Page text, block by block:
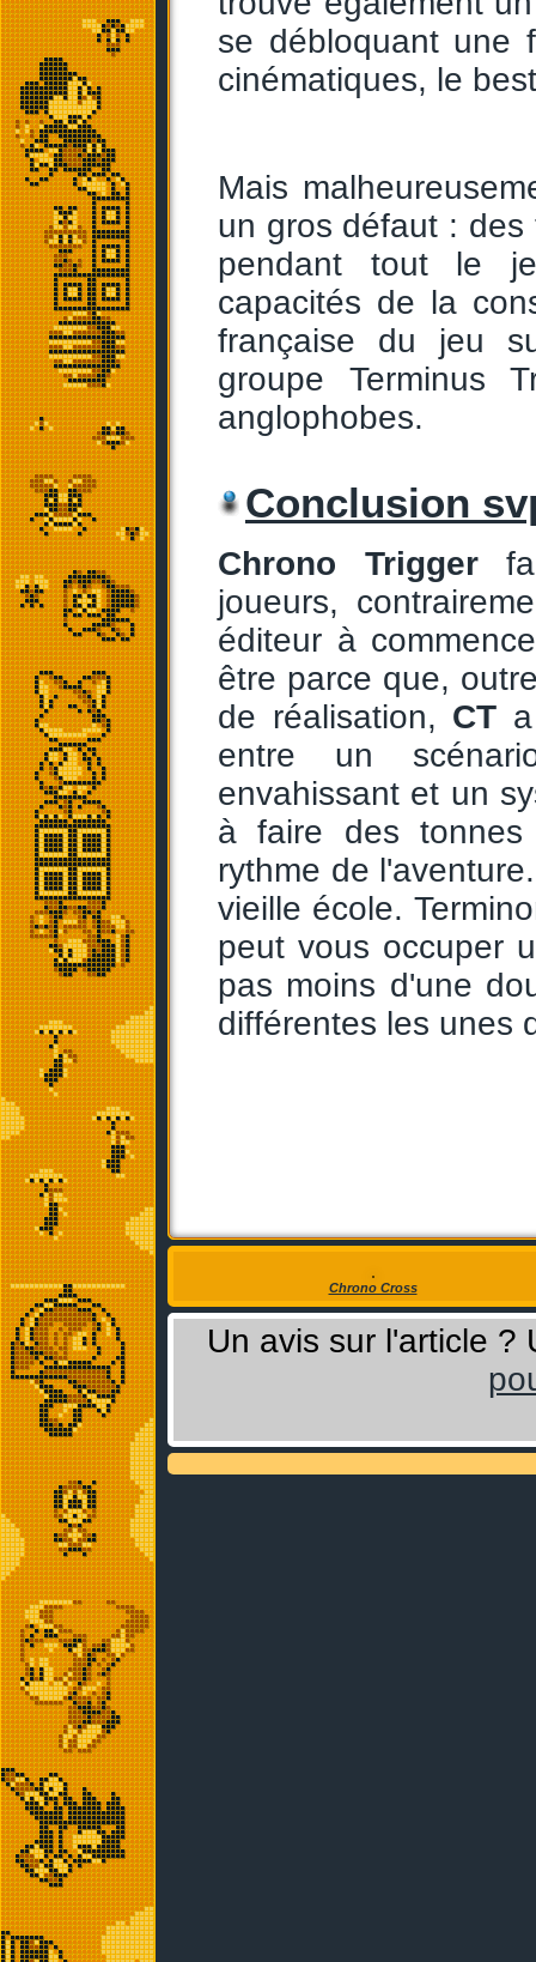
se débloquant une
cinématiques, le
Mais
un gros défaut :
pendant tout le
capacités de la
française du jeu
groupe Terminus
anglophobes.
Conclusion
Chrono Trigger
joueurs,
éditeur à
être parce que,
de réalisation, CT
entre un
envahissant et un
à faire des tonnes
rythme de
vieille école.
peut vous occuper
pas moins d'une
différentes les unes
Chrono Cross
Un avis sur l'article